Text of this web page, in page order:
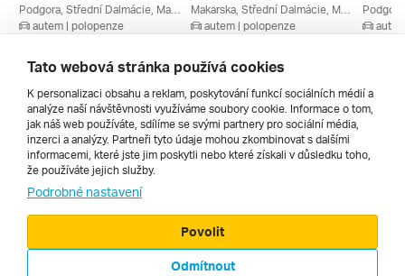
autem | polopenze
11 910 Kč
autem | polopenze
11 534 Kč
Všechny
Cestopisy
Tato webová stránka používá cookies
K personalizaci obsahu a reklam, poskytování funkcí sociálních médií a
analýze naší návštěvnosti využíváme soubory cookie. Informace o tom,
jak náš web používáte, sdílíme se svými partnery pro sociální média,
inzerci a analýzy. Partneři tyto údaje mohou zkombinovat s dalšími
informacemi, které jste jim poskytli nebo které získali v důsledku toho,
že používáte jejich služby.
Podrobné nastavení
Odmítnout
Povolit